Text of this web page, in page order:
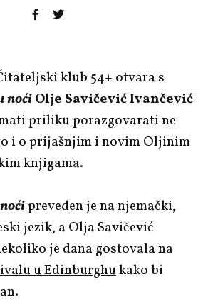
klub 54+ otvara s
noćiOlje Savičević Ivančević
priliku porazgovarati ne
i o prijašnjim i novim Oljinim
knjigama.
preveden je na njemački,
jezik, a Olja Savičević
je dana gostovala na
u Edinburghukako bi